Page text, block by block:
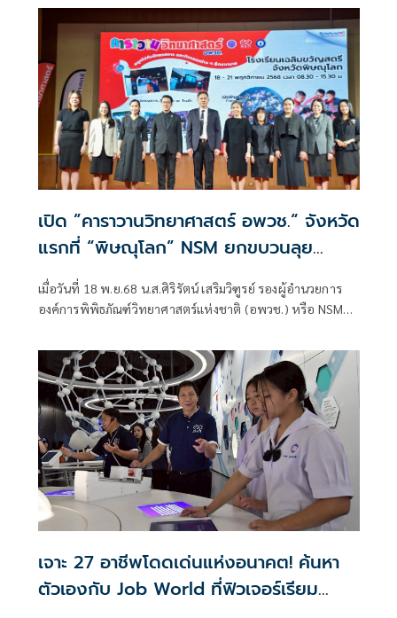
สภาพภูมิอากาศ แนวทางการดำเนินงานของ
พิพิธภัณฑ์ พร้อมสร้างเครือข่ายความร่วม
มือ
ท้าทายของความหลากหลายทางชีวภาพโลก เพื่อเปิดเวทีให้นัก
วิจัยระดับนานาชาติ และผู้ที่มีความสนใจด้านธรรมชาติวิทยาได้
แสดงความคิดเห็นและแลกเปลี่ยนองค์ความรู้ด้านความหลาก
หลายทางชีวภาพ
เปิด ”คาราวานวิทยาศาสตร์ อพวช.“ จังหวัด
แรกที่ “พิษณุโลก” NSM ยกขบวนลุย
ภูมิภาค มอบโอกาสการเรียนรู้วิทยาศาสตร์ให้
กับเยาวชนในพื้นที่ห่างไกลและเข้าถึงยากทั่ว
เมื่อวันที่ 18 พ.ย.68 น.ส.ศิริรัตน์ เสริมวิฑูรย์ รองผู้อำนวยการ
องค์การพิพิธภัณฑ์วิทยาศาสตร์แห่งชาติ (อพวช.) หรือ NSM
ด้วย ว่าที่ร้อยตรีสมจิตร
เจาะ 27 อาชีพโดดเด่นแห่งอนาคต! ค้นหา
ตัวเองกับ Job World ที่ฟิวเจอร์เรียม